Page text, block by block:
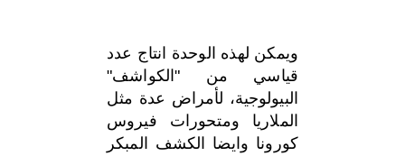
ويمكن لهذه الوحدة انتاج عدد
قياسي من "الكواشف"
البيولوجية، لأمراض عدة مثل
الملاريا ومتحورات فيروس
كورونا وايضا الكشف المبكر